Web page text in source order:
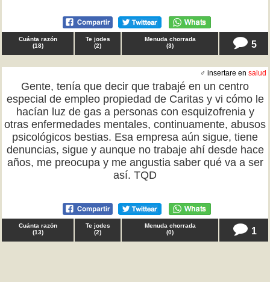
Cuánta razón
(18)
Te jodes
(2)
Menuda chorrada
(3) 5
♂ insertare en salud
Gente, tenía que decir que trabajé en un centro
especial de empleo propiedad de Caritas y vi cómo le
hacían luz de gas a personas con esquizofrenia y
otras enfermedades mentales, continuamente, abusos
psicológicos bestias. Esa empresa aún sigue, tiene
denuncias, sigue y aunque no trabaje ahí desde hace
años, me preocupa y me angustia saber qué va a ser
así. TQD
Cuánta razón
(13)
Te jodes
(2)
Menuda chorrada
(0) 1